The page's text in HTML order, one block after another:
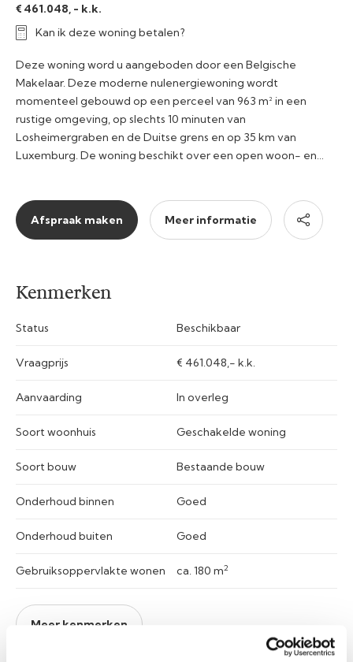
€ 461.048, - k.k.
Kan ik deze woning betalen?
Deze woning word u aangeboden door een Belgische
Makelaar. Deze moderne nulenergiewoning wordt
momenteel gebouwd op een perceel van 963 m² in een
rustige omgeving, op slechts 10 minuten van
Losheimergraben en de Duitse grens en op 35 km van
Luxemburg. De woning beschikt over een open woon- en…
Afspraak maken Meer informatie
Kenmerken
Status Beschikbaar
Vraagprijs € 461.048,- k.k.
Aanvaarding In overleg
Soort woonhuis Geschakelde woning
Soort bouw Bestaande bouw
Onderhoud binnen Goed
Onderhoud buiten Goed
Gebruiksoppervlakte wonen ca. 180 m2
Meer kenmerken